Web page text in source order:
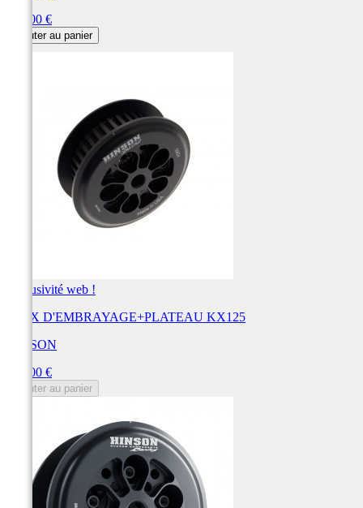
684,00 €
Ajouter au panier
Exclusivité web !
NOIX D'EMBRAYAGE+PLATEAU KX125
HINSON
684,00 €
Ajouter au panier